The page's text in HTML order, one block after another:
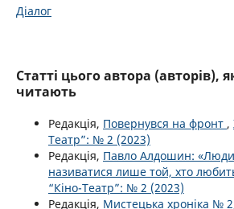
Діалог
Статті цього автора (авторів),
читають
Редакція, Повернувся на фронт ,
Театр”: № 2 (2023)
Редакція, Павло Алдошин:
називатися лише той, хто
“Кіно-Театр”: № 2 (2023)
Редакція, Мистецька хроніка №